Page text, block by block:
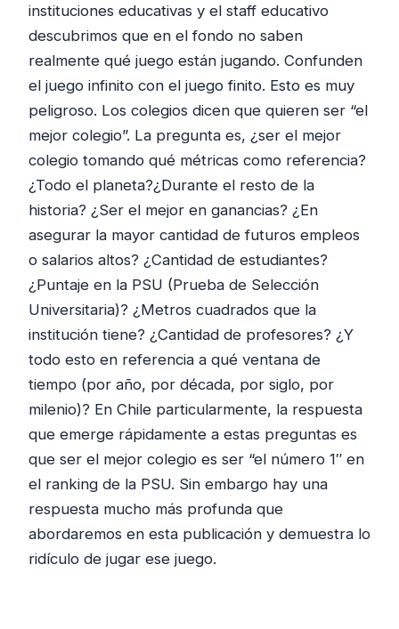
instituciones educativas y el staff educativo
descubrimos que en el fondo no saben
realmente qué juego están jugando. Confunden
el juego infinito con el juego finito. Esto es muy
peligroso. Los colegios dicen que quieren ser “el
mejor colegio”. La pregunta es, ¿ser el mejor
colegio tomando qué métricas como referencia?
¿Todo el planeta?¿Durante el resto de la
historia? ¿Ser el mejor en ganancias? ¿En
asegurar la mayor cantidad de futuros empleos
o salarios altos? ¿Cantidad de estudiantes?
¿Puntaje en la PSU (Prueba de Selección
Universitaria)? ¿Metros cuadrados que la
institución tiene? ¿Cantidad de profesores? ¿Y
todo esto en referencia a qué ventana de
tiempo (por año, por década, por siglo, por
milenio)? En Chile particularmente, la respuesta
que emerge rápidamente a estas preguntas es
que ser el mejor colegio es ser “el número 1″ en
el ranking de la PSU. Sin embargo hay una
respuesta mucho más profunda que
abordaremos en esta publicación y demuestra lo
ridículo de jugar ese juego.